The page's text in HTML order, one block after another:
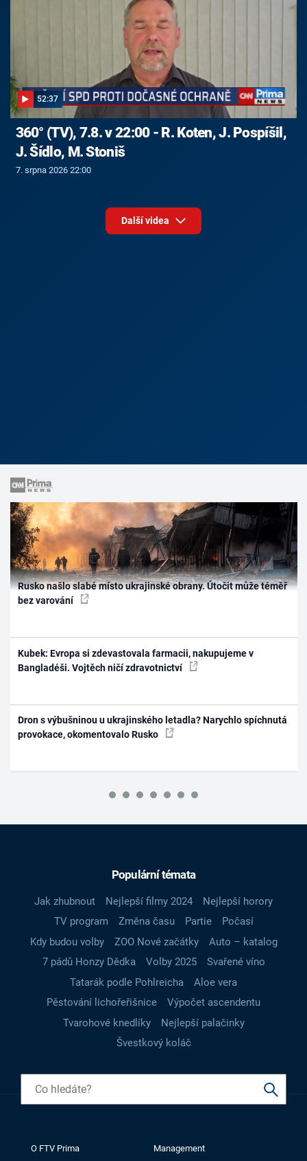
52:37
360° (TV), 7.8. v 22:00 - R. Koten, J. Pospíšil,
J. Šídlo, M. Stoniš
7. srpna 2026 22:00
Další videa
Rusko našlo slabé místo ukrajinské obrany. Útočit může téměř
bez varování
Kubek: Evropa si zdevastovala farmacii, nakupujeme v
Bangladéši. Vojtěch ničí zdravotnictví
Dron s výbušninou u ukrajinského letadla? Narychlo spíchnutá
provokace, okomentovalo Rusko
Populární témata
Jak zhubnout Nejlepší filmy 2024
Nejlepší horory
TV program
Změna času Partie
Počasí
Kdy budou volby
ZOO Nové začátky
Auto – katalog
7 pádů Honzy Dědka
Volby 2025
Svařené víno
Tatarák podle Pohlreicha
Aloe vera
Pěstování lichořeřišnice
Výpočet ascendentu
Tvarohové knedlíky
Nejlepší palačinky
Švestkový koláč
O FTV Prima Management